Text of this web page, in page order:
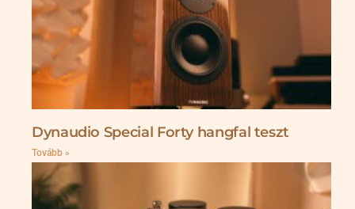
Dynaudio Special Forty hangfal teszt
Tovább »